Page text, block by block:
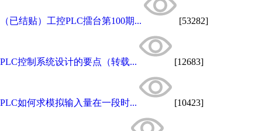
（已结贴）工控PLC擂台第100期... [53282]
PLC控制系统设计的要点（转载... [12683]
PLC如何求模拟输入量在一段时... [10423]